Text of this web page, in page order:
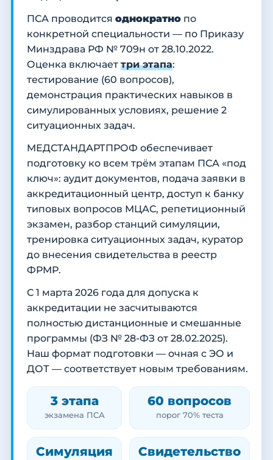
ПСА проводится однократно по
конкретной специальности — по Приказу
Минздрава РФ № 709н от 28.10.2022.
Оценка включает три этапа:
тестирование (60 вопросов),
демонстрация практических навыков в
симулированных условиях, решение 2
ситуационных задач.
МЕДСТАНДАРТПРОФ обеспечивает
подготовку ко всем трём этапам ПСА «под
ключ»: аудит документов, подача заявки в
аккредитационный центр, доступ к банку
типовых вопросов МЦАС, репетиционный
экзамен, разбор станций симуляции,
тренировка ситуационных задач, куратор
до внесения свидетельства в реестр
ФРМР.
С 1 марта 2026 года для допуска к
аккредитации не засчитываются
полностью дистанционные и смешанные
программы (ФЗ № 28-ФЗ от 28.02.2025).
Наш формат подготовки — очная с ЭО и
ДОТ — соответствует новым требованиям.
3 этапа
экзамена ПСА
60 вопросов
порог 70% теста
Симуляция Свидетельство